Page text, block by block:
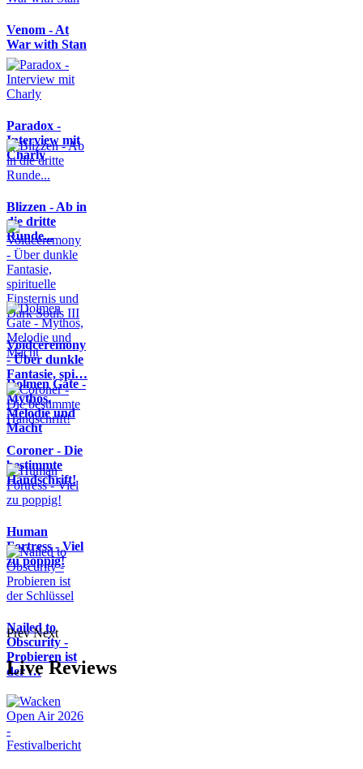
Venom - At
War with Stan
Paradox -
Interview mit
Charly
Blizzen - Ab in
die dritte
Runde...
Voidceremony
- Über dunkle
Fantasie, spi…
Dolmen Gate -
Mythos,
Melodie und
Macht
Coroner - Die
bestimmte
Handschrift!
Human
Fortress - Viel
zu poppig!
Nailed to
Obscurity -
Probieren ist
der …
Prev Next
Live Reviews